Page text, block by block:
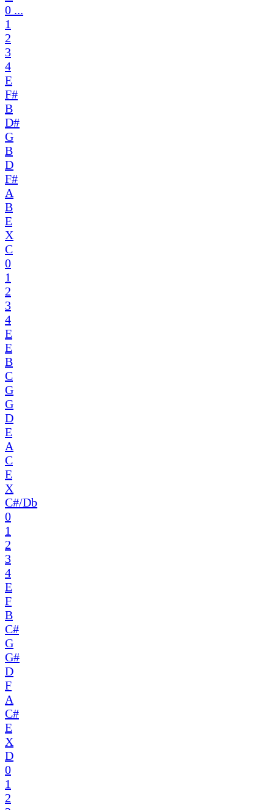
0 ...
1
2
3
4
E
F#
B
D#
G
B
D
F#
A
B
E
X
C
0
1
2
3
4
E
E
B
C
G
G
D
E
A
C
E
X
C#/Db
0
1
2
3
4
E
F
B
C#
G
G#
D
F
A
C#
E
X
D
0
1
2